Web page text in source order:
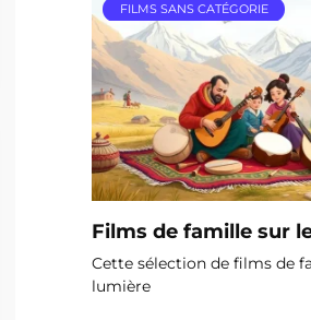
FILMS SANS CATÉGORIE
Films de famille sur
Cette sélection de films de
lumière